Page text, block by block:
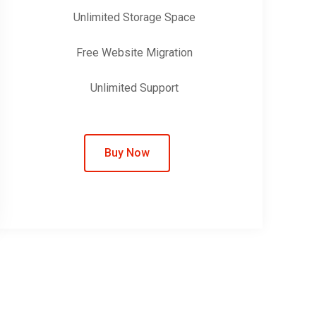
Unlimited Storage Space
Free Website Migration
Unlimited Support
Buy Now